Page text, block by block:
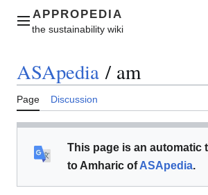
contentMain menu
ASApedia / am
Page Discussion
This page is an automatic
to Amharic ofASApedia.